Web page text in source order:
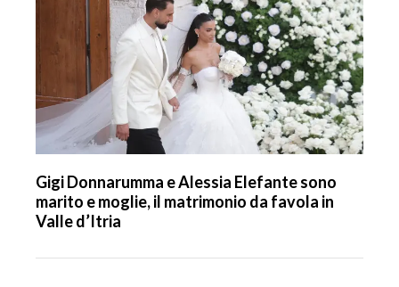
Gigi Donnarumma e Alessia Elefante sono
marito e moglie, il matrimonio da favola in
Valle d’Itria